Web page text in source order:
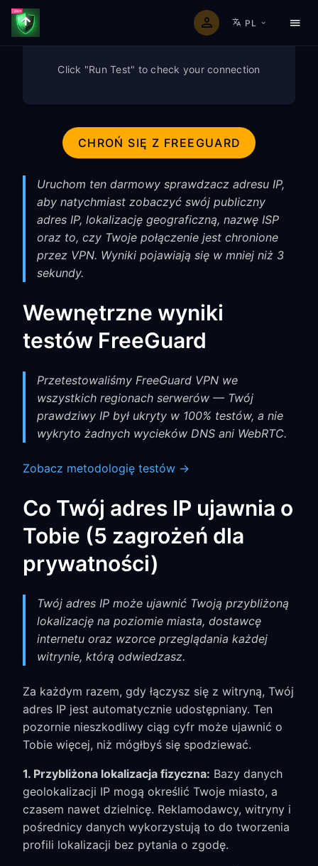
PL
Click "Run Test" to check your connection
CHROŃ SIĘ Z FREEGUARD
Uruchom ten darmowy sprawdzacz adresu IP,
aby natychmiast zobaczyć swój publiczny
adres IP, lokalizację geograficzną, nazwę ISP
oraz to, czy Twoje połączenie jest chronione
przez VPN. Wyniki pojawiają się w mniej niż 3
sekundy.
Wewnętrzne wyniki
testów FreeGuard
Przetestowaliśmy FreeGuard VPN we
wszystkich regionach serwerów — Twój
prawdziwy IP był ukryty w 100% testów, a nie
wykryto żadnych wycieków DNS ani WebRTC.
Zobacz metodologię testów →
Co Twój adres IP ujawnia o
Tobie (5 zagrożeń dla
prywatności)
Twój adres IP może ujawnić Twoją przybliżoną
lokalizację na poziomie miasta, dostawcę
internetu oraz wzorce przeglądania każdej
witrynie, którą odwiedzasz.
Za każdym razem, gdy łączysz się z witryną, Twój
adres IP jest automatycznie udostępniany. Ten
pozornie nieszkodliwy ciąg cyfr może ujawnić o
Tobie więcej, niż mógłbyś się spodziewać.
1. Przybliżona lokalizacja fizyczna: Bazy danych
geolokalizacji IP mogą określić Twoje miasto, a
czasem nawet dzielnicę. Reklamodawcy, witryny i
pośrednicy danych wykorzystują to do tworzenia
profili lokalizacji bez pytania o zgodę.